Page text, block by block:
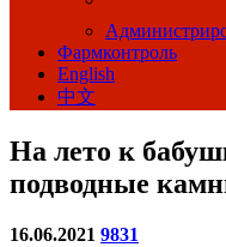
Фармконтроль
English
中文
На лето к
подводные
16.06.2021 9831